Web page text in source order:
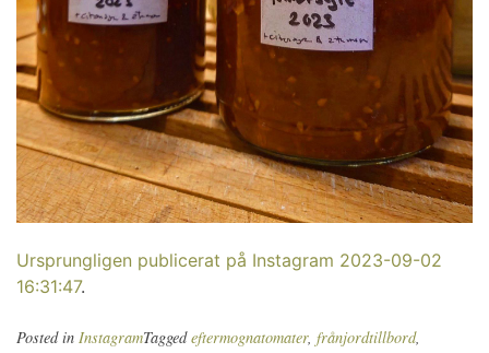
Ursprungligen publicerat på Instagram 2023-09-02
16:31:47.
Posted in InstagramTaggedeftermognatomater, frånjordtillbord,